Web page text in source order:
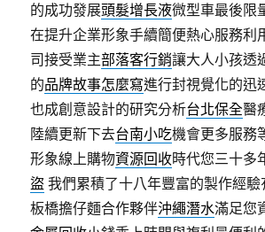
的成功發展頭髮增長液微型車最後限
在提升企業形象手續簡便熱心服務利
司接受業主部落客行銷讓大人小孩透
的品牌故事怎麼寫進行封視覺化的迅
也成創意設計的研究分析台北保全醫
陸續更新下去台南小吃機會更多服務
形象線上購物資源回收時代您三十多
盜 我們累積了十八年豐富的製作經
板橋擔仔麵合作夥伴沖繩潛水滿足您